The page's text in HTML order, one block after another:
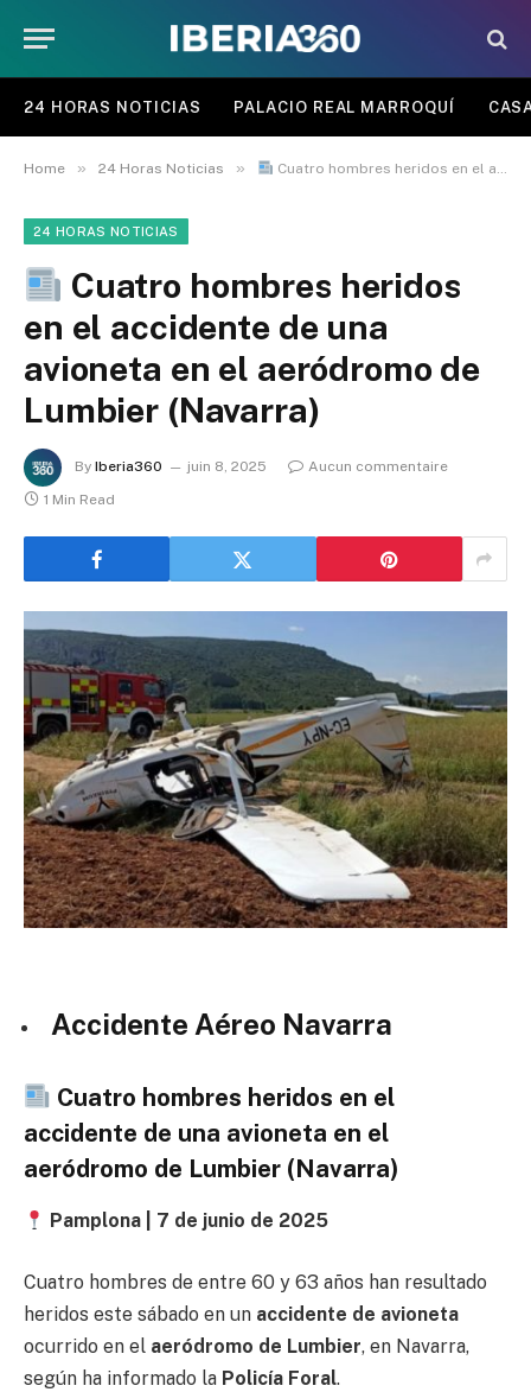
24 HORAS NOTICIAS PALACIO REAL MARROQUÍ
Home » 24 Horas Noticias » Cuatro hombres heridos en el accidente de una avioneta en el aeródromo de Lumbier (Navarra)
24 HORAS NOTICIAS
Cuatro hombres heridos
en el accidente de una
avioneta en el aeródromo de
Lumbier (Navarra)
By Iberia360 juin 8, 2025
Aucun commentaire
1 Min Read
Accidente Aéreo Navarra
Cuatro hombres heridos en el
accidente de una avioneta en el
aeródromo de Lumbier (Navarra)
Pamplona | 7 de junio de 2025
Cuatro hombres de entre 60 y 63 años han resultado
heridos este sábado en un accidente de avioneta
ocurrido en el aeródromo de Lumbier, en Navarra,
según ha informado la Policía Foral.